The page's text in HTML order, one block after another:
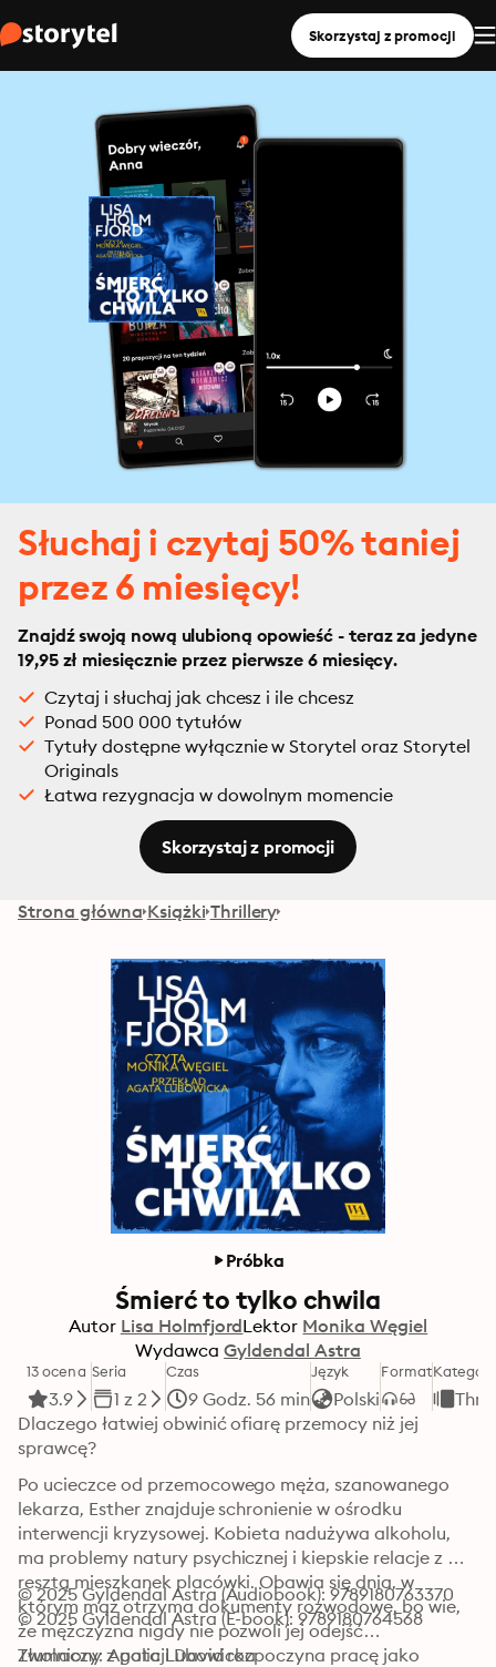
Skorzystaj z promocji
Słuchaj i czytaj 50% taniej
przez 6 miesięcy!
Znajdź swoją nową ulubioną opowieść - teraz za jedyne
19,95 zł miesięcznie przez pierwsze 6 miesięcy.
Czytaj i słuchaj jak chcesz i ile chcesz
Ponad 500 000 tytułów
Tytuły dostępne wyłącznie w Storytel oraz Storytel
Originals
Łatwa rezygnacja w dowolnym momencie
Skorzystaj z promocji
Strona główna Książki Thrillery
Próbka
Śmierć to tylko chwila
Autor Lisa HolmfjordLektor Monika Węgiel
Wydawca Gyldendal Astra
13 ocena
3.9
Seria
1 z 2
Czas
9 Godz. 56 min
Język
Polski
Format
Dlaczego łatwiej obwinić ofiarę przemocy niż jej
sprawcę?
Po ucieczce od przemocowego męża, szanowanego
lekarza, Esther znajduje schronienie w ośrodku
interwencji kryzysowej. Kobieta nadużywa alkoholu,
ma problemy natury psychicznej i kiepskie relacje z
resztą mieszkanek placówki. Obawia się dnia, w
którym mąż otrzyma dokumenty rozwodowe, bo wie,
że mężczyzna nigdy nie pozwoli jej odejść…
Zwolniony z policji David rozpoczyna pracę jako
© 2025 Gyldendal Astra (Audiobook): 9789180763370
© 2025 Gyldendal Astra (E-book): 9789180764568
Tłumaczy: Agata Lubowicka